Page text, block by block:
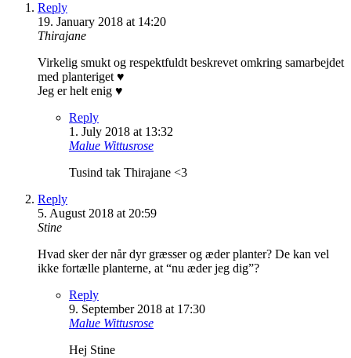
Reply
19. January 2018 at 14:20
Thirajane
Virkelig smukt og respektfuldt beskrevet omkring samarbejdet
med planteriget ♥
Jeg er helt enig ♥
Reply
1. July 2018 at 13:32
Malue Wittusrose
Tusind tak Thirajane <3
Reply
5. August 2018 at 20:59
Stine
Hvad sker der når dyr græsser og æder planter? De kan vel
ikke fortælle planterne, at “nu æder jeg dig”?
Reply
9. September 2018 at 17:30
Malue Wittusrose
Hej Stine